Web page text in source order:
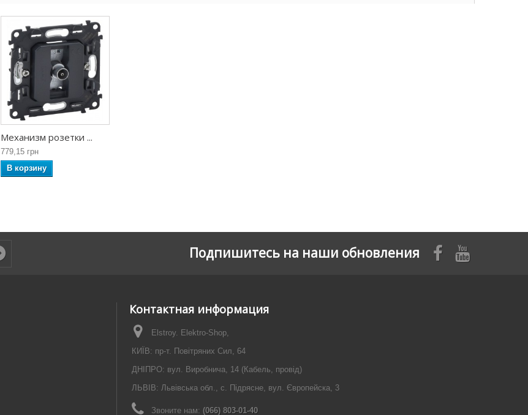
Механизм розетки ...
779,15 грн
В корзину
Подпишитесь на наши обновления
Контактная информация
Elstroy. Elektro-Shop,
КИЇВ: пр-т. Повітряних Сил, 64
ДНІПРО: вул. Виробнича, 14 (Кабель, провід)
ЛЬВІВ: Львівська обл., с. Підрясне, вул. Європейска, 3
Звоните нам: (066) 803-01-40